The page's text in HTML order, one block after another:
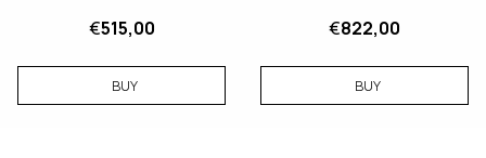
€515,00
BUY
€822,00
BUY